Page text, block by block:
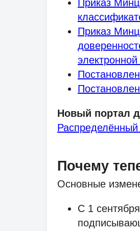
Приказ
Приказ
Новый портал
Почему
Основные
С 1